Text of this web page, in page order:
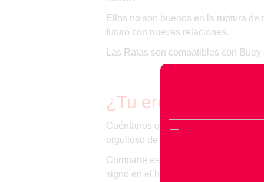
Ellos no son buenos en la ruptura
futuro con nuevas relaciones.
Las Ratas son compatibles con
¿Tu eres del signo
Cuéntanos qué se siente ser del
orgulloso de ser rata.
Comparte este post con tus amigos
signo en el horóscopo chino.